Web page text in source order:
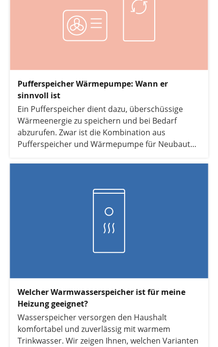
Pufferspeicher Wärmepumpe: Wann er
sinnvoll ist
Ein Pufferspeicher dient dazu, überschüssige
Wärmeenergie zu speichern und bei Bedarf
abzurufen. Zwar ist die Kombination aus
Pufferspeicher und Wärmepumpe für Neubauten
Auswirkungen ein Pufferspeicher auf die Effizienz
Welcher Warmwasserspeicher ist für meine
Heizung geeignet?
Wasserspeicher versorgen den Haushalt
komfortabel und zuverlässig mit warmem
Trinkwasser. Wir zeigen Ihnen, welchen Varianten